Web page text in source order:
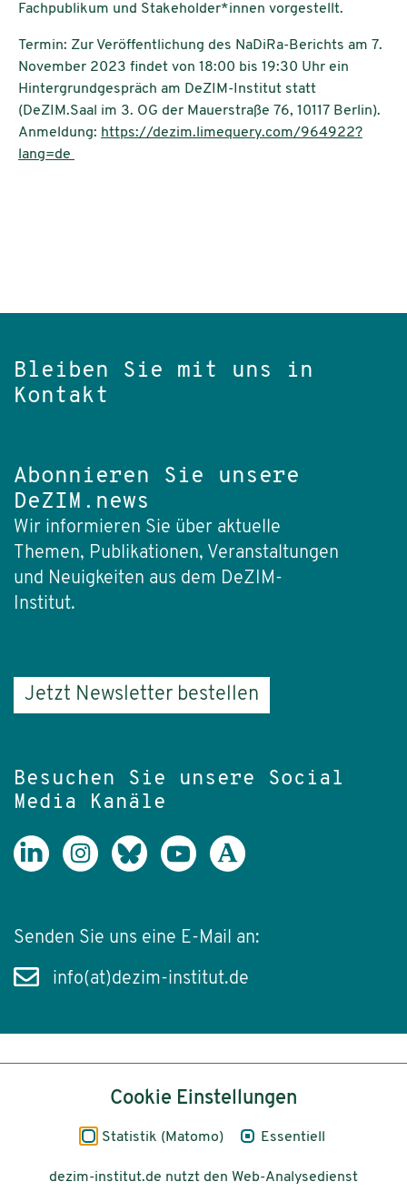
Fachpublikum und Stakeholder*innen vorgestellt.
Termin: Zur Veröffentlichung des NaDiRa-Berichts am 7.
November 2023 findet von 18:00 bis 19:30 Uhr ein
Hintergrundgespräch am DeZIM-Institut statt
(DeZIM.Saal im 3. OG der Mauerstraße 76, 10117 Berlin).
Anmeldung: https://dezim.limequery.com/964922?
lang=de
Bleiben Sie mit uns in
Kontakt
Abonnieren Sie unsere
DeZIM.news
Wir informieren Sie über aktuelle
Themen, Publikationen, Veranstaltungen
und Neuigkeiten aus dem DeZIM-
Institut.
Jetzt Newsletter bestellen
Besuchen Sie unsere Social
Media Kanäle
Senden Sie uns eine E-Mail an:
info(at)dezim-institut.de
Impressum
Datenschutz
Cookie Einstellungen
Statistik (Matomo) Essentiell
dezim-institut.de nutzt den Web-Analysedienst